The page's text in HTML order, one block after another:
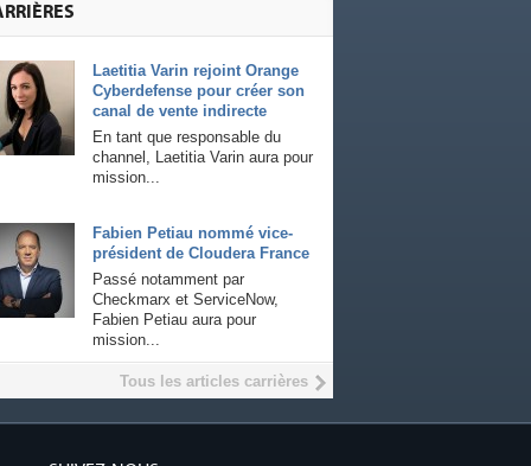
Laetitia Varin rejoint Orange
Cyberdefense pour créer son
canal de vente indirecte
En tant que responsable du
channel, Laetitia Varin aura pour
mission...
Fabien Petiau nommé vice-
président de Cloudera France
Passé notamment par
Checkmarx et ServiceNow,
Fabien Petiau aura pour
mission...
Tous les articles carrières